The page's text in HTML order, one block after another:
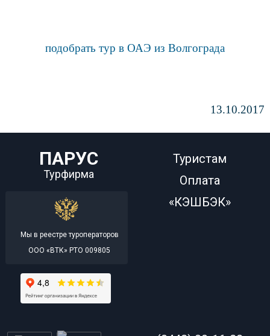
подобрать тур в ОАЭ из Волгограда
13.10.2017
ПАРУС
Турфирма
Мы в реестре туроператоров
ООО «ВТК» РТО 009805
Туристам
Оплата
«КЭШБЭК»